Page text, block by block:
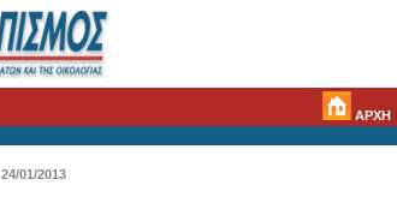
ΑΡΧΗ
24/01/2013